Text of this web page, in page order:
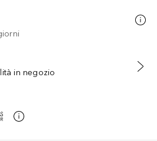
AL CARRELLO
in negozio